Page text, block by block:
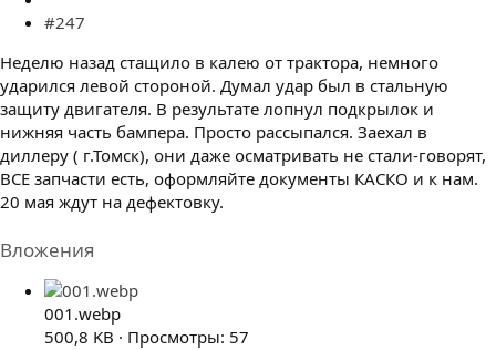
#247
Неделю назад стащило в калею от трактора, немного
ударился левой стороной. Думал удар был в стальную
защиту двигателя. В результате лопнул подкрылок и
нижняя часть бампера. Просто рассыпался. Заехал в
диллеру ( г.Томск), они даже осматривать не стали-говорят,
ВСЕ запчасти есть, оформляйте документы КАСКО и к нам.
20 мая ждут на дефектовку.
Вложения
001.webp
500,8 KB · Просмотры: 57